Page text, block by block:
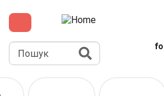
до
основного
вмісту
Пошук